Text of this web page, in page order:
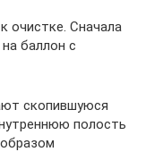
очистке. Сначала
баллон с
скопившуюся
полость